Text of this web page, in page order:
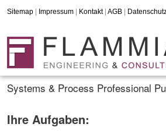
Sitemap Impressum Kontakt| AGB
Systems & Process Professional
Ihre Aufgaben: